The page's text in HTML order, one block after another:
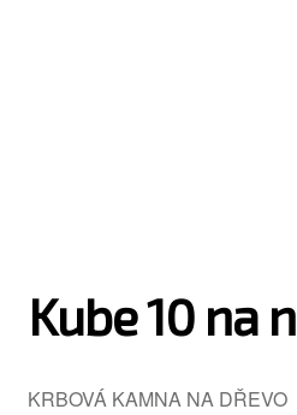
Kube 10 na
KRBOVÁ KAMNA NA DŘEVO